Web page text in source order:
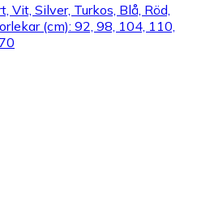
Vit, Silver, Turkos, Blå, Röd,
(cm): 92, 98, 104, 110,